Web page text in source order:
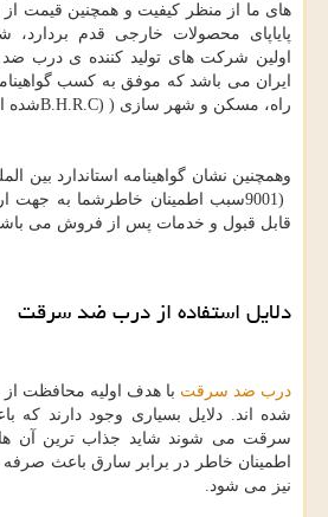
های ما از منظر کیفیت و همچنین قیمت از
پایاپای محصولات خارجی قدم
اولین شرکت های تولید کننده ی درب
ایران می باشد که موفق به کسب
راه، مسکن و شهر سازی ( B.H.R.C)شده
وهمچنین نشان گواهینامه استاندارد بین
9001)سبب اطمینان خاطرشما به جهت
قابل قبول و خدمات پس از فروش می
دلایل استفاده از درب ضد سرقت
درب ضد سرقت با هدف اولیه محافظت از
شده اند. دلایل بسیاری وجود دارند
سرقت می شوند شاید جذاب ترین آن ها
اطمینان خاطر در برابر سارق باعث
نیز می شود.